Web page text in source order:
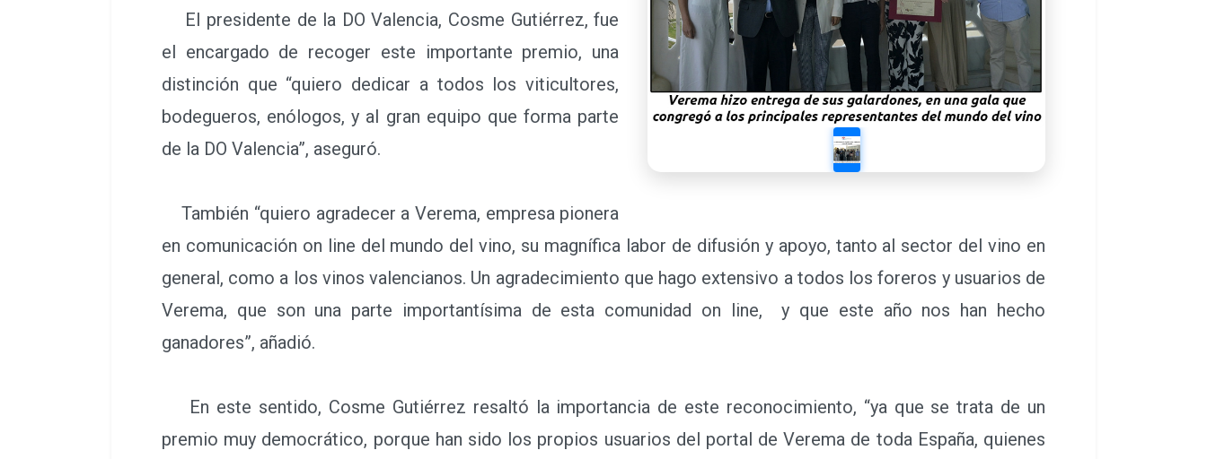
El presidente de la DO Valencia, Cosme Gutiérrez, fue
el encargado de recoger este importante premio, una
distinción que “quiero dedicar a todos los viticultores,
bodegueros, enólogos, y al gran equipo que forma parte
de la DO Valencia”, aseguró.
También “quiero agradecer a Verema, empresa pionera
en comunicación on line del mundo del vino, su magnífica labor de difusión y apoyo, tanto al sector del vino en
general, como a los vinos valencianos. Un agradecimiento que hago extensivo a todos los foreros y usuarios de
Verema, que son una parte importantísima de esta comunidad on line, y que este año nos han hecho
ganadores”, añadió.
En este sentido, Cosme Gutiérrez resaltó la importancia de este reconocimiento, “ya que se trata de un
premio muy democrático, porque han sido los propios usuarios del portal de Verema de toda España, quienes